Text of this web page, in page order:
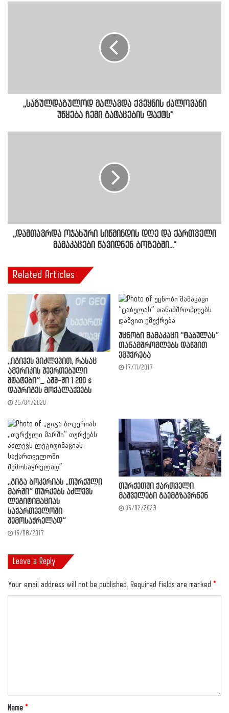
,,საგულდაგულოდ მალავდა ქვეყნის ძალოვანი
უწყება ჩემი გატაცების ფაქტს"
,,დამთავრდა ოჯახური სიწმინდის დღე და ქართველი
მამაკაცები წავიდნენ ბოზებში..."
Related Articles
,,იგივეს ვიძლევით, რასაც
ამერიკის შეერთებული
შტატები”_ აშშ-ში 1 200 $
დაურიგეს მოქალაქეებს
25/04/2020
უცნობი მამაკაცი “ტაბულას”
თანამშრომლებს დაწვით
ემუქრება
17/11/2017
,,გიგა ბოკერიას ,,თურქული
მარში” თურქებს აძლევს
ლეგიტიმაციას
საქართველოში
შემოსაჭრელად”
16/08/2017
თურქეთში ქართველი
მაშველები გაემგზავრნენ
06/02/2023
Leave a Reply
Your email address will not be published. Required fields are marked *
Name *